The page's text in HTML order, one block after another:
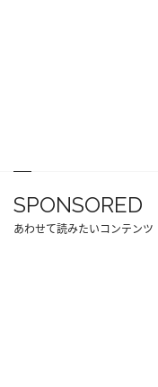
SPONSORED
あわせて読みたいコンテンツ